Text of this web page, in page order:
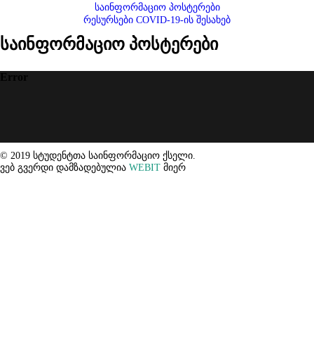
საინფორმაციო პოსტერები
რესურსები COVID-19-ის შესახებ
საინფორმაციო პოსტერები
Error
© 2019 სტუდენტთა საინფორმაციო ქსელი.
ვებ გვერდი დამზადებულია WEBIT მიერ